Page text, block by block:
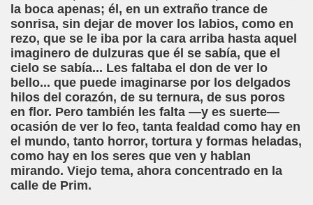
la boca apenas; él, en un extraño trance de
sonrisa, sin dejar de mover los labios, como en
rezo, que se le iba por la cara arriba hasta aquel
imaginero de dulzuras que él se sabía, que el
cielo se sabía... Les faltaba el don de ver lo
bello... que puede imaginarse por los delgados
hilos del corazón, de su ternura, de sus poros
en flor. Pero también les falta —y es suerte—
ocasión de ver lo feo, tanta fealdad como hay en
el mundo, tanto horror, tortura y formas heladas,
como hay en los seres que ven y hablan
mirando. Viejo tema, ahora concentrado en la
calle de Prim.
Vera)
(Manuel González Otero)
Braille (María Jesús Cañamares)
2000 (Fermín Tamayo)
Hablada Colegio Santiago Apóstol ONCE Pontevedra)
Agosto 2001 (Fermín Tamayo)